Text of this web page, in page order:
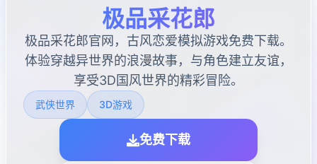
极品采花郎
极品采花郎官网，古风恋爱模拟游戏免费下载。
体验穿越异世界的浪漫故事，与角色建立友谊，
享受3D国风世界的精彩冒险。
武侠世界 3D游戏
免费下载